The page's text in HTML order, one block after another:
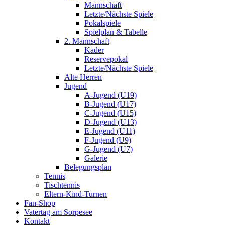
Mannschaft
Letzte/Nächste Spiele
Pokalspiele
Spielplan & Tabelle
2. Mannschaft
Kader
Reservepokal
Letzte/Nächste Spiele
Alte Herren
Jugend
A-Jugend (U19)
B-Jugend (U17)
C-Jugend (U15)
D-Jugend (U13)
E-Jugend (U11)
F-Jugend (U9)
G-Jugend (U7)
Galerie
Belegungsplan
Tennis
Tischtennis
Eltern-Kind-Turnen
Fan-Shop
Vatertag am Sorpesee
Kontakt